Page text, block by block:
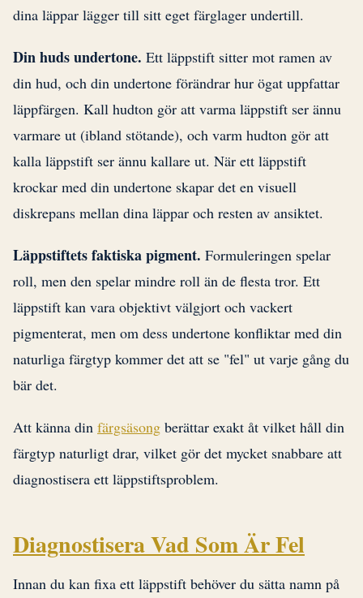
dina läppar lägger till sitt eget färglager undertill.
Din huds undertone. Ett läppstift sitter mot ramen av
din hud, och din undertone förändrar hur ögat uppfattar
läppfärgen. Kall hudton gör att varma läppstift ser ännu
varmare ut (ibland stötande), och varm hudton gör att
kalla läppstift ser ännu kallare ut. När ett läppstift
krockar med din undertone skapar det en visuell
diskrepans mellan dina läppar och resten av ansiktet.
Läppstiftets faktiska pigment. Formuleringen spelar
roll, men den spelar mindre roll än de flesta tror. Ett
läppstift kan vara objektivt välgjort och vackert
pigmenterat, men om dess undertone konfliktar med din
naturliga färgtyp kommer det att se "fel" ut varje gång du
bär det.
Att känna din färgsäsong berättar exakt åt vilket håll din
färgtyp naturligt drar, vilket gör det mycket snabbare att
diagnostisera ett läppstiftsproblem.
Diagnostisera Vad Som Är Fel
Innan du kan fixa ett läppstift behöver du sätta namn på